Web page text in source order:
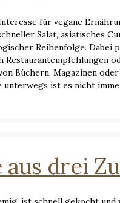
für vegane
Salat, asiatisches
Reihenfolge. Dabei
Büchern, Magazinen
ist es nicht
aus drei